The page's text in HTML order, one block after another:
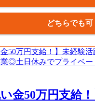
どちらでも可
い金50万円支給